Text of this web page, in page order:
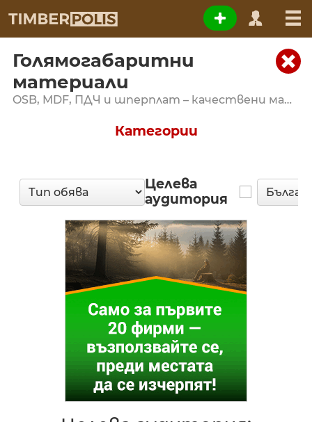
Голямогабаритни
материали
OSB, MDF, ПДЧ и шперплат – качествени материали за дърводелци
Категории
Целева
аудитория